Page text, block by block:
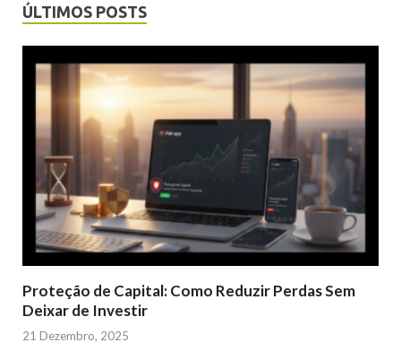
ÚLTIMOS POSTS
Proteção de Capital: Como Reduzir Perdas Sem
Deixar de Investir
21 Dezembro, 2025